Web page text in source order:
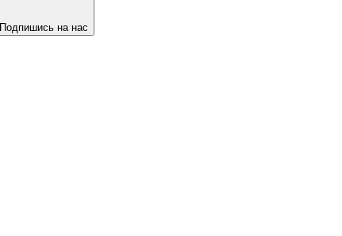
Подпишись на нас